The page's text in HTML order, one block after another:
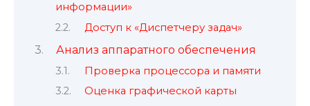
информации»
Доступ к «Диспетчеру задач»
Анализ аппаратного обеспечения
Проверка процессора и памяти
Оценка графической карты